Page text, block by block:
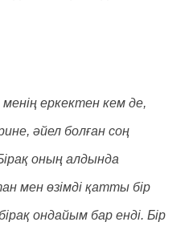
еркектен кем де,
әйел болған соң
оның алдында
мен өзімді қатты бір
ондайым бар енді. Бір